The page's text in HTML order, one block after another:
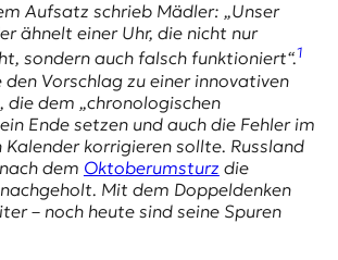
Aufsatz schrieb Mädler: „Unser
ähnelt einer Uhr, die nicht nur
sondern auch falsch funktioniert“.1
Vorschlag zu einer innovativen
die dem „chronologischen
Ende setzen und auch die Fehler im
korrigieren sollte. Russland
dem Oktoberumsturz die
Mit dem Doppeldenken
– noch heute sind seine Spuren